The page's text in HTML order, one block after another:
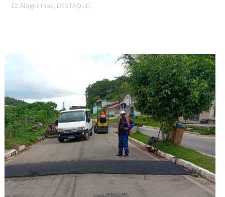
Alagoinhas, DESTAQUE,